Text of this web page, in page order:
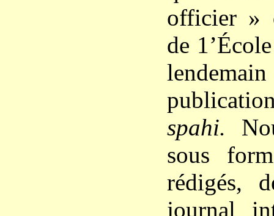
officier »
de
spahi.
sous
rédigés,
journal